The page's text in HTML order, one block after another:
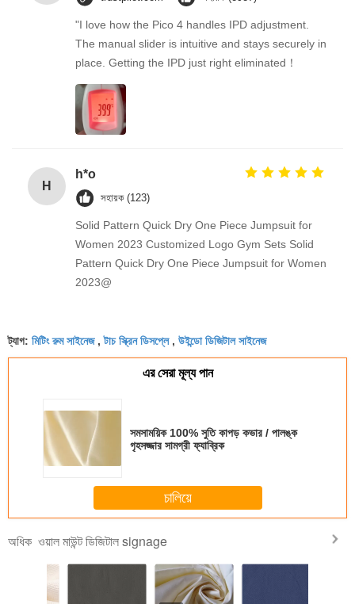
"I love how the Pico 4 handles IPD adjustment.
The manual slider is intuitive and stays securely in
place. Getting the IPD just right eliminated！
H
h*o
সহায়ক (123)
Solid Pattern Quick Dry One Piece Jumpsuit for
Women 2023 Customized Logo Gym Sets Solid
Pattern Quick Dry One Piece Jumpsuit for Women
2023@
ট্যাগ: মিটিং রুম সাইনেজ,টাচ স্ক্রিন ডিসপ্লে, উইন্ডো ডিজিটাল সাইনেজ
এর সেরা মূল্য পান
সমসাময়িক 100% সুতি কাপড় কভার / পালঙ্ক
গৃহসজ্জার সামগ্রী ফ্যাব্রিক
চালিয়ে
অধিক ওয়াল মাউন্ট ডিজিটাল signage